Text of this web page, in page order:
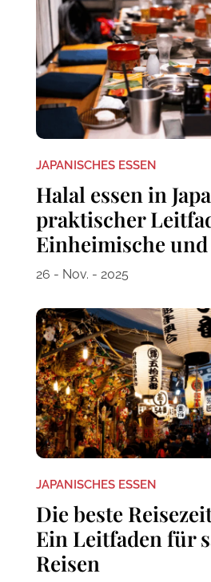
JAPANISCHES ESSEN
Halal essen in
praktischer
Einheimische
26 - Nov. - 2025
JAPANISCHES ESSEN
Die beste
Ein Leitfaden für
Reisen